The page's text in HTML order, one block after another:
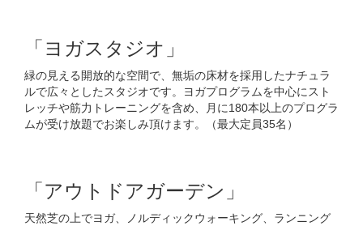
「ヨガスタジオ」
緑の見える開放的な空間で、無垢の床材を採用したナチュラ
ルで広々としたスタジオです。ヨガプログラムを中心にスト
レッチや筋力トレーニングを含め、月に180本以上のプログラ
ムが受け放題でお楽しみ頂けます。（最大定員35名）
「アウトドアガーデン」
天然芝の上でヨガ、ノルディックウォーキング、ランニング